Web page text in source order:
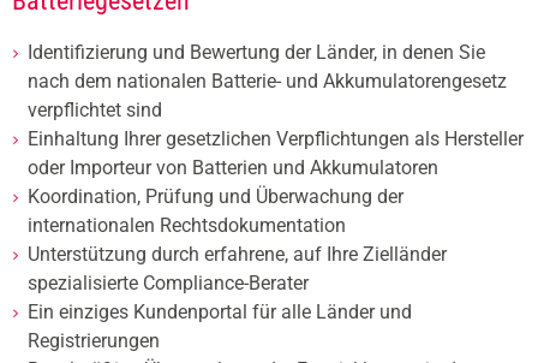
Identifizierung und Bewertung der Länder, in denen Sie
nach dem nationalen Batterie- und Akkumulatorengesetz
verpflichtet sind
Einhaltung Ihrer gesetzlichen Verpflichtungen als Hersteller
oder Importeur von Batterien und Akkumulatoren
Koordination, Prüfung und Überwachung der
internationalen Rechtsdokumentation
Unterstützung durch erfahrene, auf Ihre Zielländer
spezialisierte Compliance-Berater
Ein einziges Kundenportal für alle Länder und
Registrierungen